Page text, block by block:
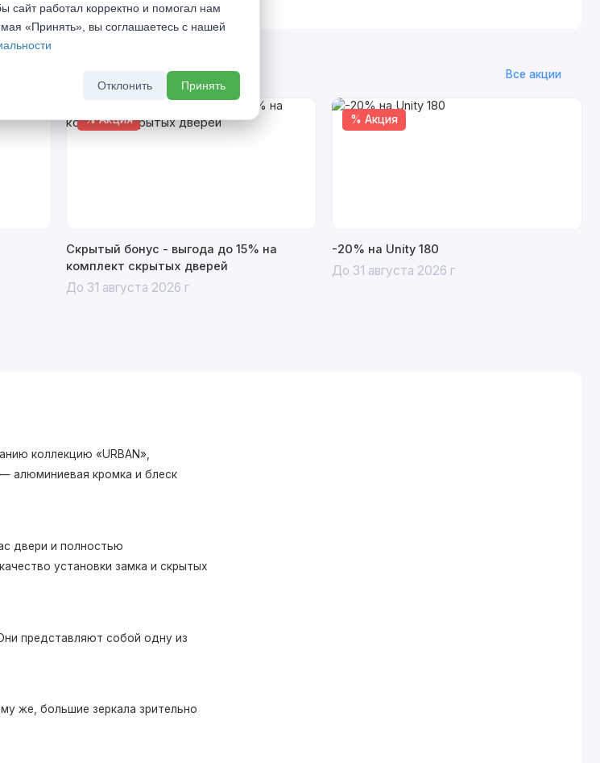
Все акции
% Акция
Скрытый бонус - выгода до 15% на
комплект скрытых дверей
До 31 августа 2026 г
% Акция
-20% на Unity 180
До 31 августа 2026 г
коллекцию «URBAN»,
алюминиевая кромка и блеск
двери и полностью
установки замка и скрытых
представляют собой одну из
же, большие зеркала зрительно
сайт работал корректно и помогал нам
«Принять», вы соглашаетесь с нашей
Отклонить Принять